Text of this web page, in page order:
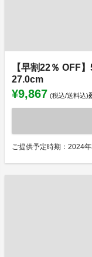
【早割22％ OFF
27.0cm
¥9,867 (税込/送料込)
ご提供予定時期：2024